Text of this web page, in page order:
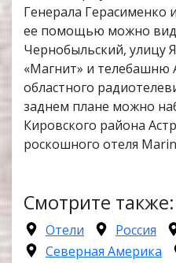
Генерала Герасименко
ее помощью можно
Чернобыльский, улицу
«Магнит» и телебашню
областного
заднем плане можно
Кировского района
роскошного отеля
Смотрите также:
Отели Россия
Северная Америка